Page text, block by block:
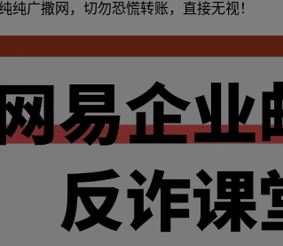
纯广撒网，切勿恐慌转账，直接无视！